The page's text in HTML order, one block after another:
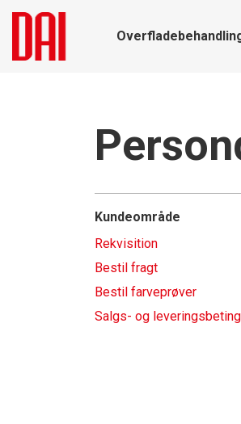
Kundeområde
Rekvisition
Bestil fragt
Bestil farveprøver
Salgs- og